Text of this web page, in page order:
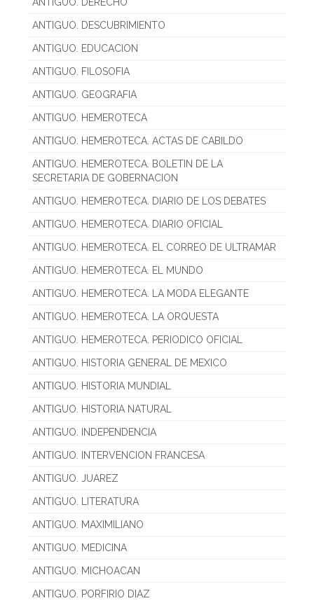
ANTIGUO. DESCUBRIMIENTO
ANTIGUO. EDUCACION
ANTIGUO. FILOSOFIA
ANTIGUO. GEOGRAFIA
ANTIGUO. HEMEROTECA
ANTIGUO. HEMEROTECA. ACTAS DE CABILDO
ANTIGUO. HEMEROTECA. BOLETIN DE LA
SECRETARIA DE GOBERNACION
ANTIGUO. HEMEROTECA. DIARIO DE LOS DEBATES
ANTIGUO. HEMEROTECA. DIARIO OFICIAL
ANTIGUO. HEMEROTECA. EL CORREO DE ULTRAMAR
ANTIGUO. HEMEROTECA. EL MUNDO
ANTIGUO. HEMEROTECA. LA MODA ELEGANTE
ANTIGUO. HEMEROTECA. LA ORQUESTA
ANTIGUO. HEMEROTECA. PERIODICO OFICIAL
ANTIGUO. HISTORIA GENERAL DE MEXICO
ANTIGUO. HISTORIA MUNDIAL
ANTIGUO. HISTORIA NATURAL
ANTIGUO. INDEPENDENCIA
ANTIGUO. INTERVENCION FRANCESA
ANTIGUO. JUAREZ
ANTIGUO. LITERATURA
ANTIGUO. MAXIMILIANO
ANTIGUO. MEDICINA
ANTIGUO. MICHOACAN
ANTIGUO. PORFIRIO DIAZ